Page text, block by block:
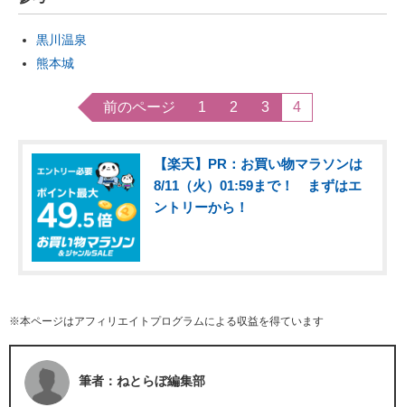
黒川温泉
熊本城
前のページ 1 2 3 4
【楽天】PR：お買い物マラソンは
8/11（火）01:59まで！ まずはエ
ントリーから！
※本ページはアフィリエイトプログラムによる収益を得ています
筆者：ねとらぼ編集部